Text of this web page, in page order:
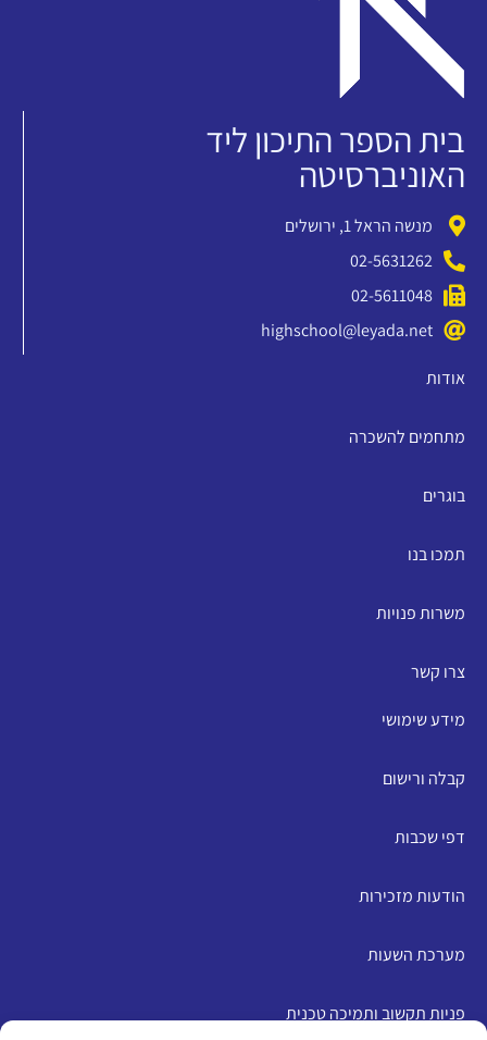
בית הספר התיכון ליד
האוניברסיטה
מנשה הראל 1, ירושלים
02-5631262
02-5611048
highschool@leyada.net
אודות
מתחמים להשכרה
בוגרים
תמכו בנו
משרות פנויות
צרו קשר
מידע שימושי
קבלה ורישום
דפי שכבות
הודעות מזכירות
מערכת השעות
פניות תקשוב ותמיכה טכנית